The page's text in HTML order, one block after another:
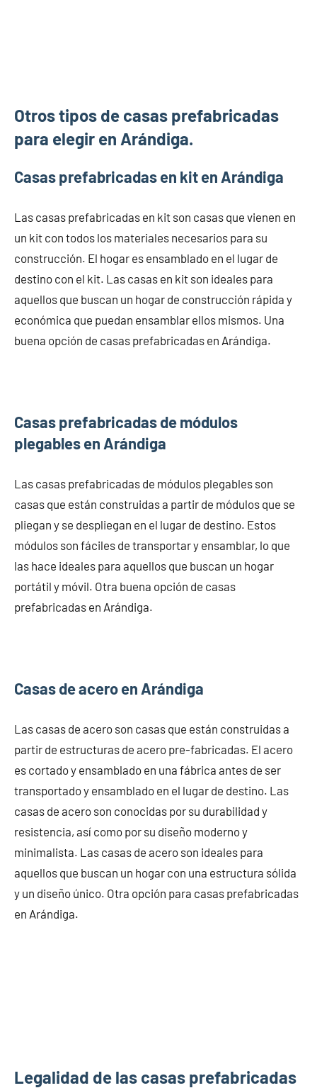
Otros tipos de casas prefabricadas
para elegir en Arándiga.
Casas prefabricadas en kit en Arándiga
Las casas prefabricadas en kit son casas que vienen en
un kit con todos los materiales necesarios para su
construcción. El hogar es ensamblado en el lugar de
destino con el kit. Las casas en kit son ideales para
aquellos que buscan un hogar de construcción rápida y
económica que puedan ensamblar ellos mismos. Una
buena opción de casas prefabricadas en Arándiga.
Casas prefabricadas de módulos
plegables en Arándiga
Las casas prefabricadas de módulos plegables son
casas que están construidas a partir de módulos que se
pliegan y se despliegan en el lugar de destino. Estos
módulos son fáciles de transportar y ensamblar, lo que
las hace ideales para aquellos que buscan un hogar
portátil y móvil. Otra buena opción de casas
prefabricadas en Arándiga.
Casas de acero en Arándiga
Las casas de acero son casas que están construidas a
partir de estructuras de acero pre-fabricadas. El acero
es cortado y ensamblado en una fábrica antes de ser
transportado y ensamblado en el lugar de destino. Las
casas de acero son conocidas por su durabilidad y
resistencia, así como por su diseño moderno y
minimalista. Las casas de acero son ideales para
aquellos que buscan un hogar con una estructura sólida
y un diseño único. Otra opción para casas prefabricadas
en Arándiga.
Legalidad de las casas prefabricadas